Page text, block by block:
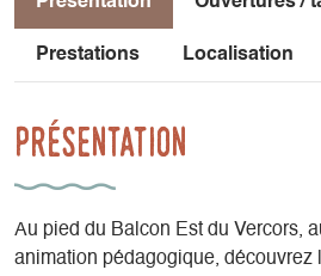
Prestations Localisation
Présentation
Au pied du Balcon Est du Vercors,
animation pédagogique, découvrez